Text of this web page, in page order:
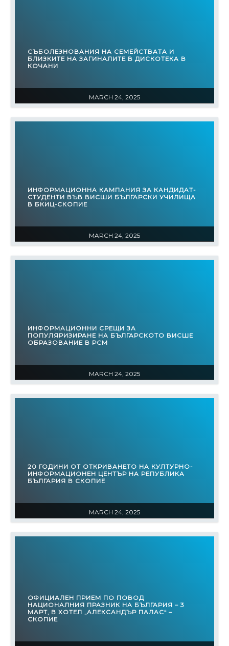
MARCH 24, 2025
СЪБОЛЕЗНОВАНИЯ НА СЕМЕЙСТВАТА И
БЛИЗКИТЕ НА ЗАГИНАЛИТЕ В ДИСКОТЕКА В
КОЧАНИ
MARCH 24, 2025
ИНФОРМАЦИОННА КАМПАНИЯ ЗА КАНДИДАТ-
СТУДЕНТИ ВЪВ ВИСШИ БЪЛГАРСКИ УЧИЛИЩА
В БКИЦ-СКОПИЕ
MARCH 24, 2025
ИНФОРМАЦИОННИ СРЕЩИ ЗА
ПОПУЛЯРИЗИРАНЕ НА БЪЛГАРСКОТО ВИСШЕ
ОБРАЗОВАНИЕ В РСМ
MARCH 24, 2025
20 ГОДИНИ ОТ ОТКРИВАНЕТО НА КУЛТУРНО-
ИНФОРМАЦИОНЕН ЦЕНТЪР НА РЕПУБЛИКА
БЪЛГАРИЯ В СКОПИЕ
ОФИЦИАЛЕН ПРИЕМ ПО ПОВОД
НАЦИОНАЛНИЯ ПРАЗНИК НА БЪЛГАРИЯ – 3
МАРТ, В ХОТЕЛ „АЛЕКСАНДЪР ПАЛАС“ –
СКОПИЕ